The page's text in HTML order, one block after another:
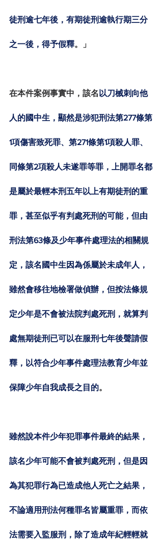
徒刑逾七年後，有期徒刑逾執行期三分
之一後，得予假釋。」
在本件案例事實中，該名 以刀械刺向他
人的國中生，顯然是涉犯刑法第277條第
1項傷害致死罪、第271條第1項殺人罪、
同條第2項殺人未遂罪等罪，上開罪名都
是屬於最輕本刑五年以上有期徒刑的重
罪，甚至似乎有判處死刑的可能，但由
刑法第63條及少年事件處理法的相關規
定，該名國中生因為係屬於未成年人，
雖然會移往地檢署做偵辦，但按法條規
定少年是不會被法院判處死刑，就算判
處無期徒刑已可以在服刑七年後聲請假
釋，以符合少年事件處理法教育少年並
保障少年自我成長之目的。
雖然說本件少年犯罪事件最終的結果，
該名少年可能不會被判處死刑，但是因
為其犯罪行為已造成他人死亡之結果，
不論適用刑法何種罪名皆屬重罪，而依
法需要入監服刑，除了造成年紀輕輕就